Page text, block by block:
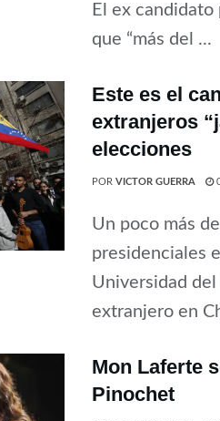
El ex
que “más del ...
Este es el
extranjeros
elecciones
POR VICTOR GUERRA
Un poco más
presidenciales
Universidad
extranjero en
Mon Laferte
Pinochet